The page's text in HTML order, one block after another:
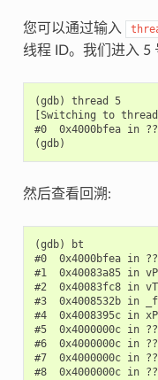
您可以通过输入
线程 ID。我们进入 5
(gdb) thread 5
[Switching to thread
#0  0x4000bfea in
然后查看回溯:
(gdb) bt
#0  0x4000bfea in
#1  0x40083a85 in
#2  0x40083fc8 in
#3  0x4008532b in
#4  0x4008395c in
#5  0x4000000c in
#6  0x4000000c in
#7  0x4000000c in
#8  0x4000000c in